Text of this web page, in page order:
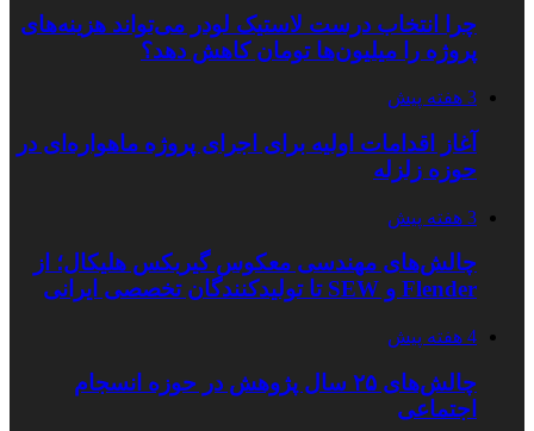
چرا انتخاب درست لاستیک لودر می‌تواند هزینه‌های
پروژه را میلیون‌ها تومان کاهش دهد؟
3 هفته پیش
آغاز اقدامات اولیه برای اجرای پروژه ماهواره‌ای در
حوزه زلزله
3 هفته پیش
چالش‌های مهندسی معکوس گیربکس هلیکال؛ از
Flender و SEW تا تولیدکنندگان تخصصی ایرانی
4 هفته پیش
چالش‌های ۲۵ سال پژوهش در حوزه انسجام
اجتماعی